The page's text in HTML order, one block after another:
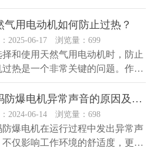
玛针对客户使用较多的YJT...
气用电动机如何防止过热？
2025-06-17 浏览量：699
择和使用天然气用电动机时，防止
过热是一个非常关键的问题。作为
西玛电机的生产厂家，我们经常...
西玛防爆电机异常声音的原因及解决方案
2024-06-14 浏览量：698
防爆电机在运行过程中发出异常声
不仅影响工作环境的舒适度，更重